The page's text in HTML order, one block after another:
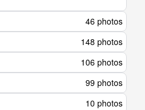
46 photos
148 photos
106 photos
99 photos
10 photos